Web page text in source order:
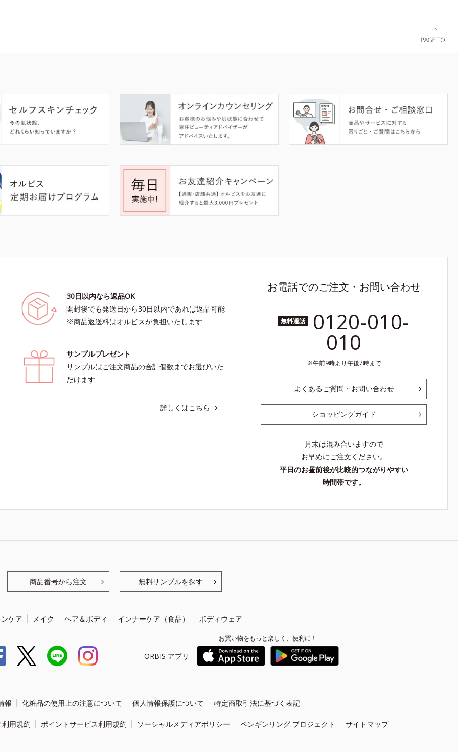
30日以内なら返品OK
開封後でも発送日から30日以内であれば返品可能
※商品返送料はオルビスが負担いたします
サンプルプレゼント
サンプルはご注文商品の合計個数までお選びいた
だけます
詳しくはこちら
お電話でのご注文・お問い合わせ
無料通話 0120-010-
010
午前9時より午後7時まで
よくあるご質問・お問い合わせ
ショッピングガイド
月末は混み合いますので
お早めにご注文ください。
平日のお昼前後が比較的つながりやすい
時間帯です。
商品番号から注文 無料サンプルを探す
ケア メイク ヘア＆ボディ インナーケア（食品） ボディウェア
ORBIS アプリ
お買い物をもっと楽しく、便利に！
報 化粧品の使用上の注意について 個人情報保護について 特定商取引法に基づく表記
用規約 ポイントサービス利用規約 ソーシャルメディアポリシー ペンギンリング プロジェクト サイトマップ